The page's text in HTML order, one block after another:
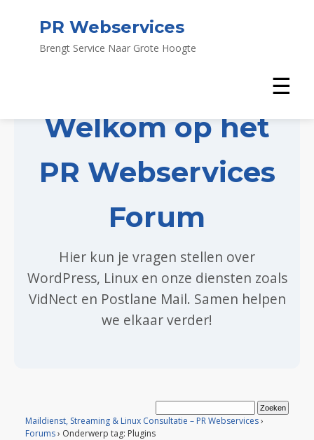
PR Webservices
Brengt Service Naar Grote Hoogte
☰
Welkom op het
PR Webservices
Forum
Hier kun je vragen stellen over
WordPress, Linux en onze diensten zoals
VidNect en Postlane Mail. Samen helpen
we elkaar verder!
Maildienst, Streaming & Linux Consultatie – PR Webservices›
Forums› Onderwerp tag: Plugins